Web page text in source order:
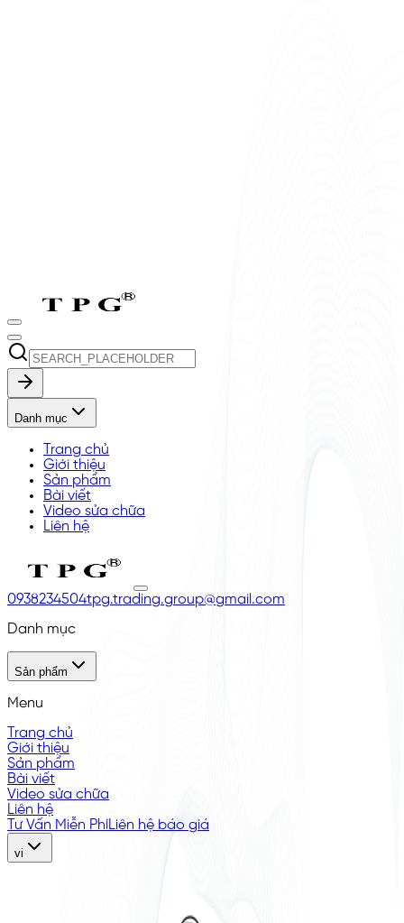
Danh mục
Trang chủ
Giới thiệu
Sản phẩm
Bài viết
Video sửa chữa
Liên hệ
0938234504tpg.trading.group@gmail.com
Danh mục
Sản phẩm
Menu
Trang chủ
Giới thiệu
Sản phẩm
Bài viết
Video sửa chữa
Liên hệ
Tư Vấn Miễn PhíLiên hệ báo giá
vi